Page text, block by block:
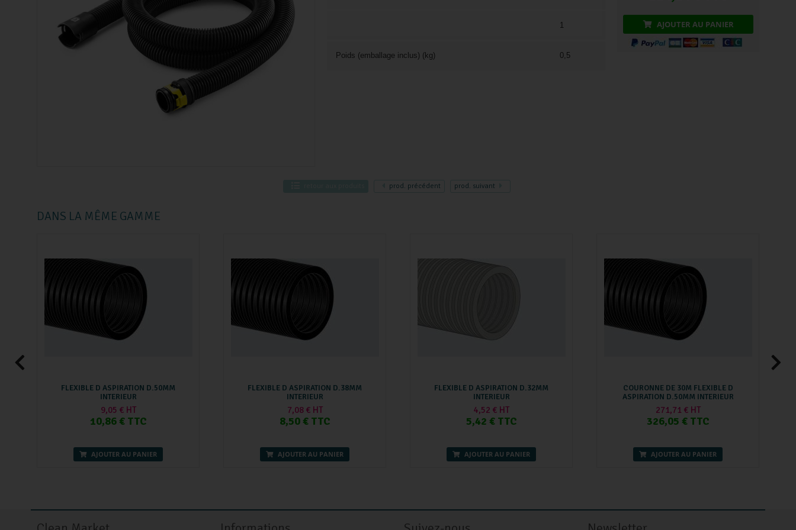
1
Poids (emballage inclus) (kg) 0,5
AJOUTER AU PANIER
prod. précédent prod. suivant
DANS LA MÊME GAMME
FLEXIBLE D ASPIRATION D.50MM
INTERIEUR
9,05 € HT
10,86 € TTC
AJOUTER AU PANIER
FLEXIBLE D ASPIRATION D.38MM
INTERIEUR
7,08 € HT
8,50 € TTC
AJOUTER AU PANIER
FLEXIBLE D ASPIRATION D.32MM
INTERIEUR
4,52 € HT
5,42 € TTC
AJOUTER AU PANIER
COURONNE DE 30M FLEXIBLE D
ASPIRATION D.50MM INTERIEUR
271,71 € HT
326,05 € TTC
AJOUTER AU PANIER